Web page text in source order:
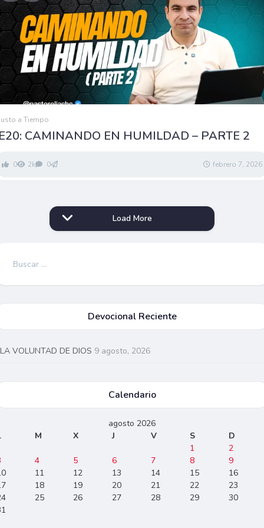
a Tiempo
CAMINANDO EN HUMILDAD – PARTE 2
0 2k 0 febrero 7, 2026
Load More
Buscar:
Devocional Reciente
LA VOLUNTAD DE DIOS 9 agosto, 2026
Calendario
agosto 2026
M X J V S
D
1
2
4 5 6 7 8
9
11 12 13 14 15
16
18 19 20 21 22
23
25 26 27 28 29
30